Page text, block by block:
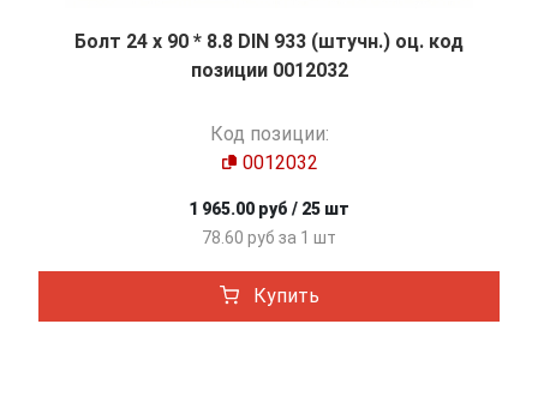
Болт 24 х 90 * 8.8 DIN 933 (штучн.) оц. код
позиции 0012032
Код позиции:
0012032
1 965.00 руб / 25 шт
78.60 руб за 1 шт
Купить